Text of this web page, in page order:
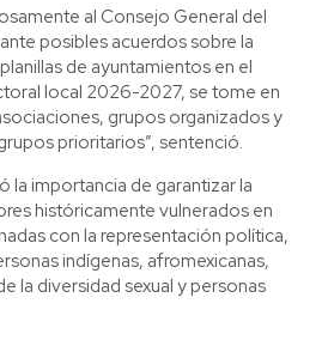
al Consejo General del
posibles acuerdos sobre la
de ayuntamientos en el
local 2026-2027, se tome en
grupos organizados y
prioritarios”, sentenció.
la importancia de garantizar la
históricamente vulnerados en
con la representación política,
indígenas, afromexicanas,
la diversidad sexual y personas